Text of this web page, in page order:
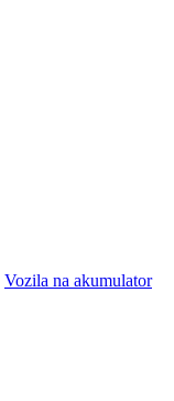
Vozila na akumulator